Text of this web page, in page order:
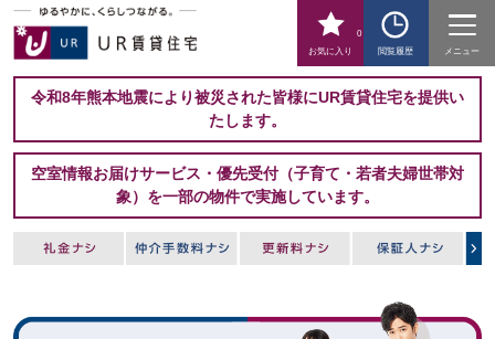
お気に入り
0
閲覧履歴
メニュー
令和8年熊本地震により被災された皆様にUR賃貸住宅を提供い
たします。
空室情報お届けサービス・優先受付（子育て・若者夫婦世帯対
象）を一部の物件で実施しています。